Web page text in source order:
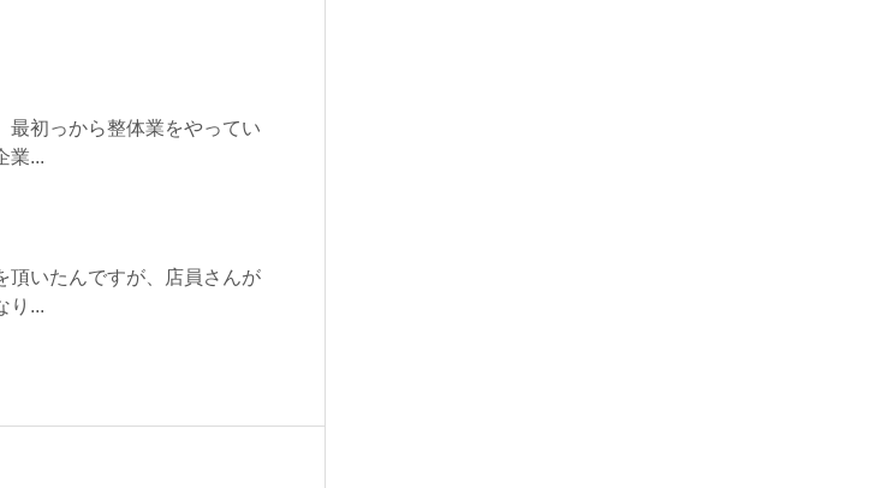
最初っから整体業をやってい
業...
頂いたんですが、店員さんが
り...